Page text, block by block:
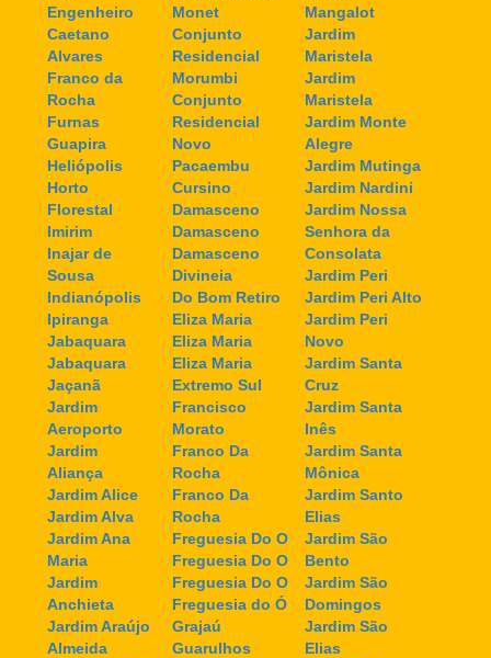
Engenheiro
Caetano
Alvares
Franco da
Rocha
Furnas
Guapira
Heliópolis
Horto
Florestal
Imirim
Inajar de
Sousa
Indianópolis
Ipiranga
Jabaquara
Jabaquara
Jaçanã
Jardim
Aeroporto
Jardim
Aliança
Jardim Alice
Jardim Alva
Jardim Ana
Maria
Jardim
Anchieta
Jardim Araújo
Almeida
Monet
Conjunto
Residencial
Morumbi
Conjunto
Residencial
Novo
Pacaembu
Cursino
Damasceno
Damasceno
Damasceno
Divineia
Do Bom Retiro
Eliza Maria
Eliza Maria
Eliza Maria
Extremo Sul
Francisco
Morato
Franco Da
Rocha
Franco Da
Rocha
Freguesia Do O
Freguesia Do O
Freguesia Do O
Freguesia do Ó
Grajaú
Guarulhos
Mangalot
Jardim
Maristela
Jardim
Maristela
Jardim Monte
Alegre
Jardim Mutinga
Jardim Nardini
Jardim Nossa
Senhora da
Consolata
Jardim Peri
Jardim Peri Alto
Jardim Peri
Novo
Jardim Santa
Cruz
Jardim Santa
Inês
Jardim Santa
Mônica
Jardim Santo
Elias
Jardim São
Bento
Jardim São
Domingos
Jardim São
Elias